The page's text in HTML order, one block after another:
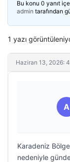
Bu konu 0 yanıt
admin tarafından
1 yazı
Haziran 13, 2026:
A
Karadeniz
nedeniyle